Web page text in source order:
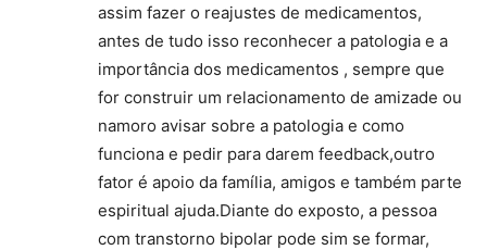
assim fazer o reajustes de medicamentos,
antes de tudo isso reconhecer a patologia e a
importância dos medicamentos , sempre que
for construir um relacionamento de amizade ou
namoro avisar sobre a patologia e como
funciona e pedir para darem feedback,outro
fator é apoio da família, amigos e também parte
espiritual ajuda.Diante do exposto, a pessoa
com transtorno bipolar pode sim se formar,